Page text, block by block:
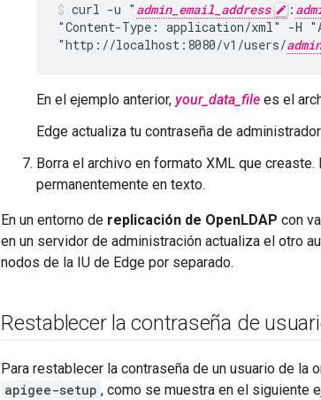
curl -u " admin_email_address :
"Content-Type: application/xml" -H
"http://localhost:8080/v1/users/
En el ejemplo anterior, your_data_file es el
Edge actualiza tu contraseña de
Borra el archivo en formato XML que
permanentemente en texto.
En un entorno de replicación de OpenLDAP con
en un servidor de administración actualiza el otro
nodos de la IU de Edge por separado.
Restablecer la contraseña de
Para restablecer la contraseña de un usuario de la
apigee-setup , como se muestra en el siguiente